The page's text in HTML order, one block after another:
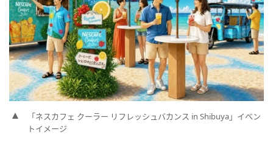
「ネスカフェ クーラー リフレッシュバカンス in Shibuya」イベン
トイメージ